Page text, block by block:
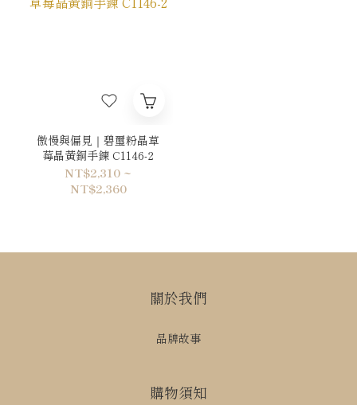
傲慢與偏見｜碧璽粉晶草
莓晶黃銅手鍊 C1146-2
NT$2,310 ~
NT$2,360
關於我們
品牌故事
購物須知